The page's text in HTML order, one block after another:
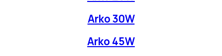
Arko 30W
Arko 45W